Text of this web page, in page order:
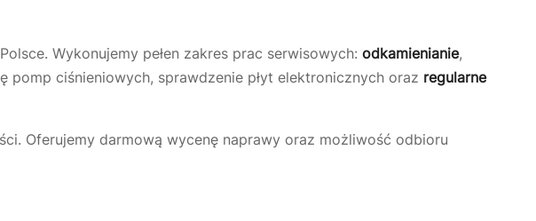
Wykonujemy pełen zakres prac serwisowych: odkamienianie,
pomp ciśnieniowych, sprawdzenie płyt elektronicznych oraz regularne
Oferujemy darmową wycenę naprawy oraz możliwość odbioru